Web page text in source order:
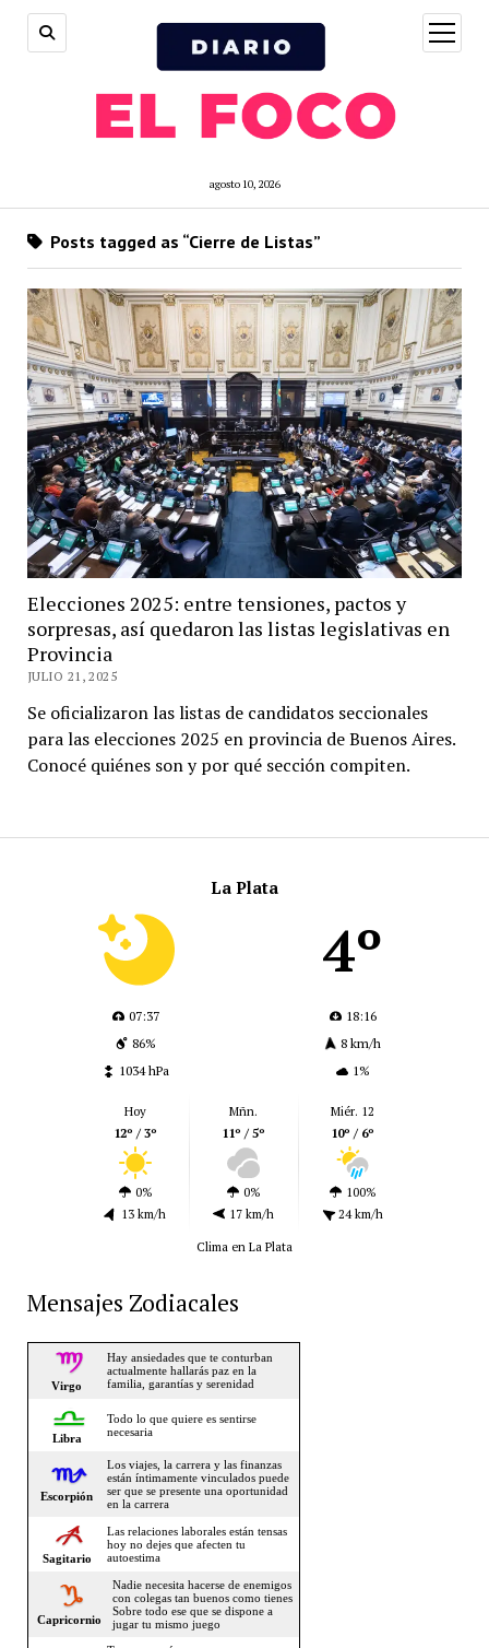
agosto 10, 2026
open
menu
La Plata
4º
07:37
18:16
86%
8 km/h
1034 hPa
1%
Hoy
12º / 3º
0%
13 km/h
Mñn.
11º / 5º
0%
17 km/h
Miér. 12
10º / 6º
100%
24 km/h
Clima en La Plata
Mensajes Zodiacales
Posts tagged as “Cierre de Listas”
Elecciones 2025: entre tensiones, pactos y
sorpresas, así quedaron las listas legislativas en
Provincia
JULIO 21, 2025
Se oficializaron las listas de candidatos seccionales
para las elecciones 2025 en provincia de Buenos Aires.
Conocé quiénes son y por qué sección compiten.